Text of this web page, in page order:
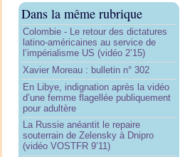
Dans la même rubrique
Colombie - Le retour des dictatures
latino-américaines au service de
l’impérialisme US (vidéo 2’15)
Xavier Moreau : bulletin n° 302
En Libye, indignation après la vidéo
d’une femme flagellée publiquement
pour adultère
La Russie anéantit le repaire
souterrain de Zelensky à Dnipro
(vidéo VOSTFR 9’11)